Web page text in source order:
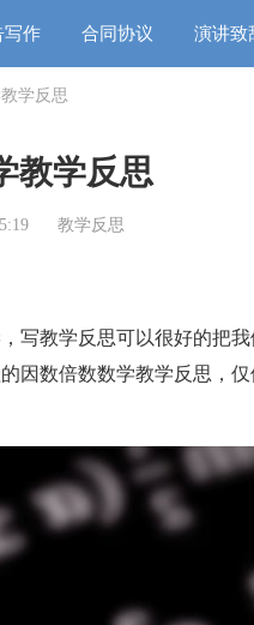
写作 合同协议 演讲致
学反思
教学反思
教学反思
教学反思可以很好的把我
因数倍数数学教学反思，